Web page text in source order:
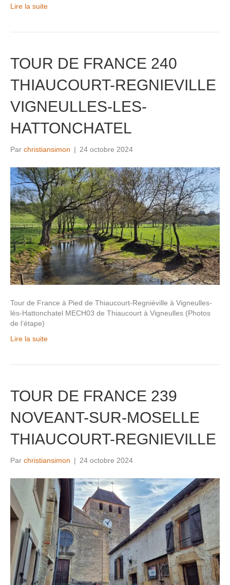
Lire la suite
TOUR DE FRANCE 240
THIAUCOURT-REGNIEVILLE
VIGNEULLES-LES-
HATTONCHATEL
Par christiansimon | 24 octobre 2024
Tour de France à Pied de Thiaucourt-Regniéville à Vigneulles-
lès-Hattonchatel MECH03 de Thiaucourt à Vigneulles (Photos
de l’étape)
Lire la suite
TOUR DE FRANCE 239
NOVEANT-SUR-MOSELLE
THIAUCOURT-REGNIEVILLE
Par christiansimon | 24 octobre 2024